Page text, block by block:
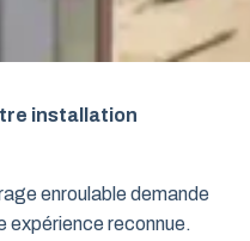
installation
enroulable demande
expérience reconnue.